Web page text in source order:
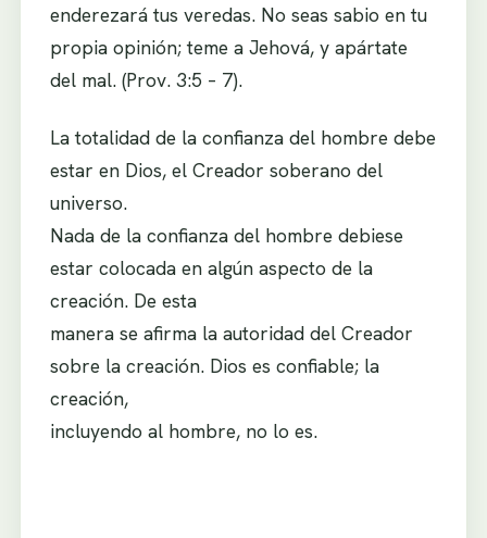
enderezará tus veredas. No seas sabio en tu
propia opinión; teme a Jehová, y apártate
del mal. (Prov. 3:5 – 7).
La totalidad de la confianza del hombre debe
estar en Dios, el Creador soberano del
universo.
Nada de la confianza del hombre debiese
estar colocada en algún aspecto de la
creación. De esta
manera se afirma la autoridad del Creador
sobre la creación. Dios es confiable; la
creación,
incluyendo al hombre, no lo es.